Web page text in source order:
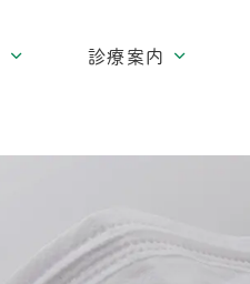
診療案内